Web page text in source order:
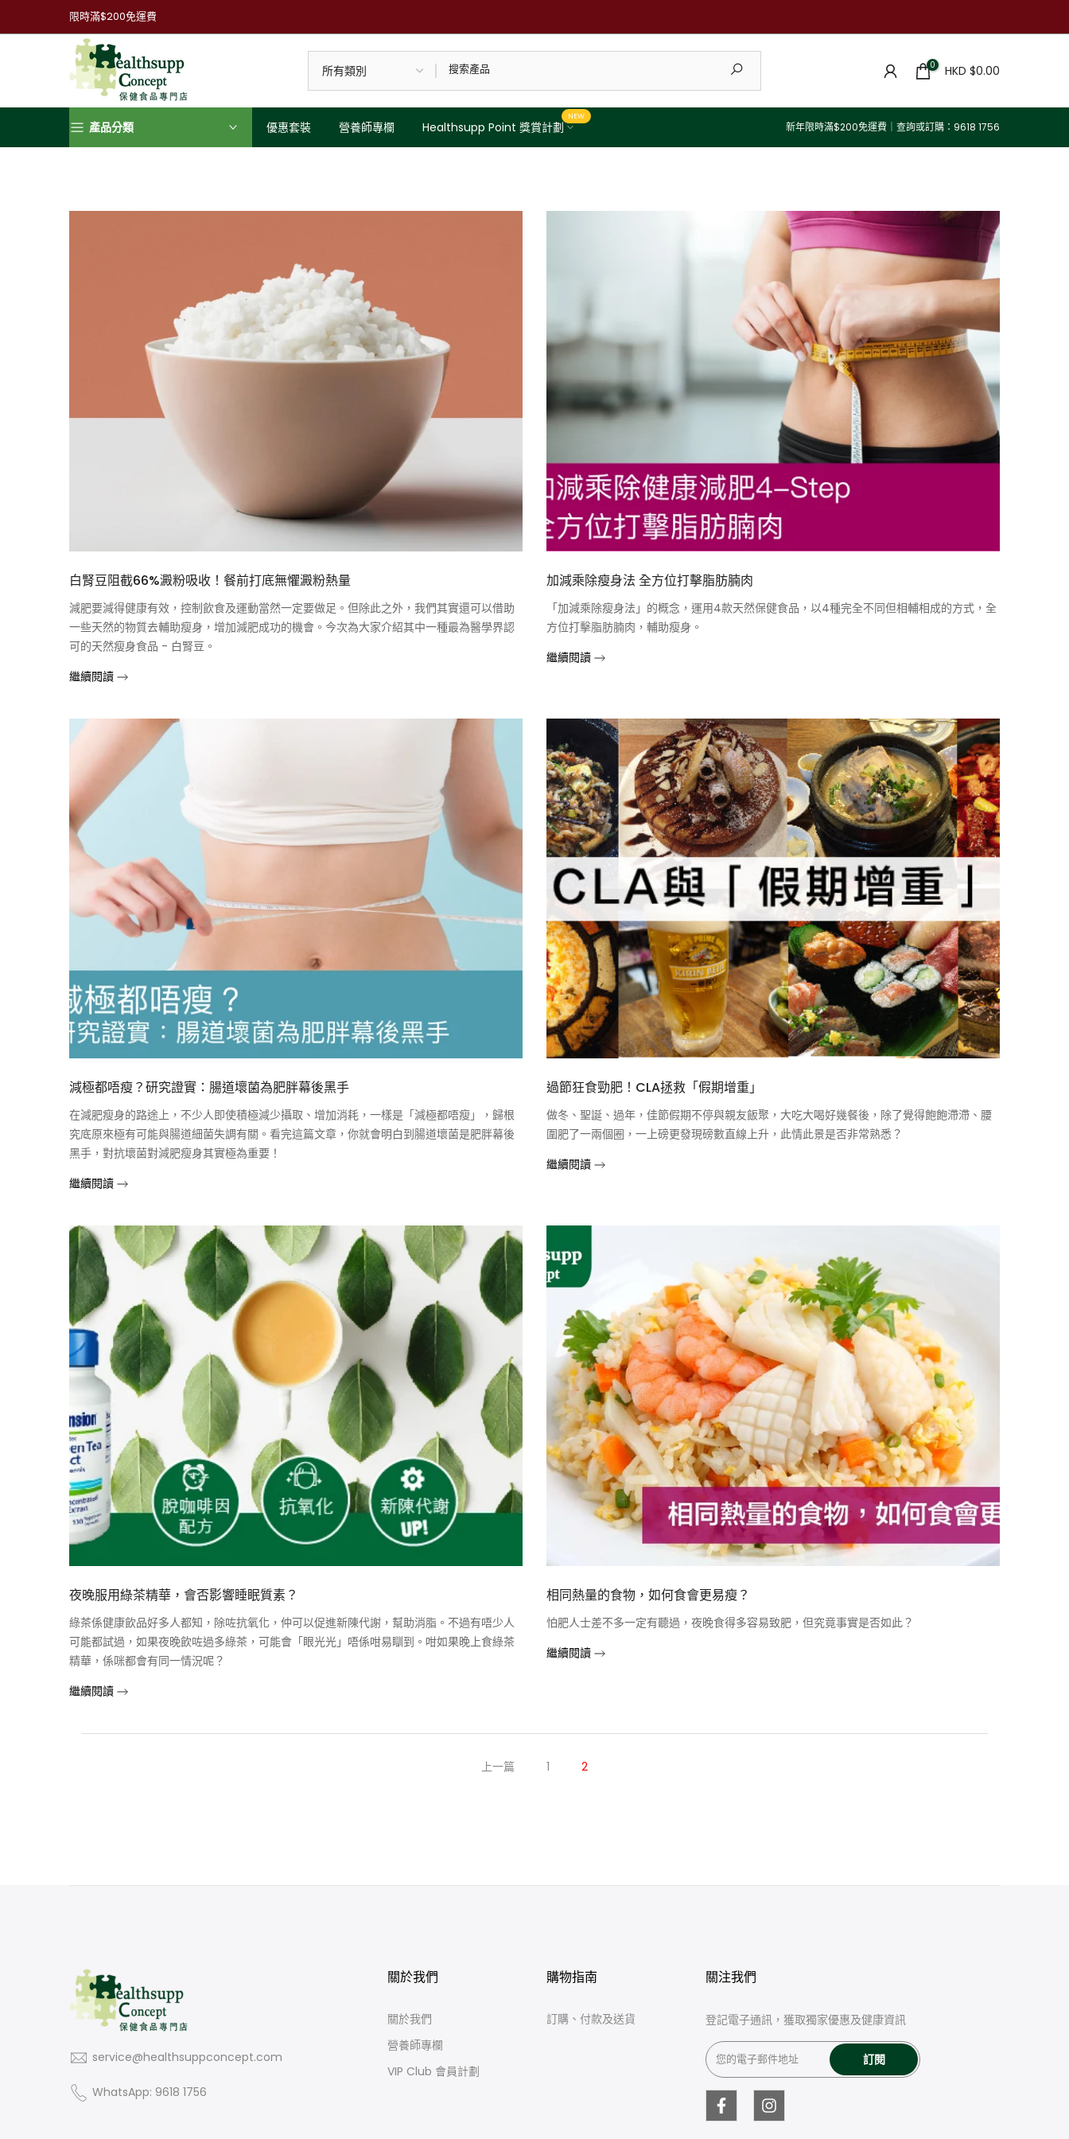
到
限時滿$200免運費
0 HKD $0.00
產品分類 優惠套裝 營養師專欄 Healthsupp Point 獎賞計劃
NEW
新年限時滿$200免運費｜查詢或訂購：9618 1756
白腎豆阻截66%澱粉吸收！餐前打底無懼澱粉熱量
減肥要減得健康有效，控制飲食及運動當然一定要做足。但除此之外，我們其實還可以借助
一些天然的物質去輔助瘦身，增加減肥成功的機會。今次為大家介紹其中一種最為醫學界認
可的天然瘦身食品 - 白腎豆。
繼續閱讀
加減乘除瘦身法 全方位打擊脂肪腩肉
「加減乘除瘦身法」的概念，運用4款天然保健食品，以4種完全不同但相輔相成的方式，全
方位打擊脂肪腩肉，輔助瘦身。
繼續閱讀
減極都唔瘦？研究證實：腸道壞菌為肥胖幕後黑手
在減肥瘦身的路途上，不少人即使積極減少攝取、增加消耗，一樣是「減極都唔瘦」，歸根
究底原來極有可能與腸道細菌失調有關。看完這篇文章，你就會明白到腸道壞菌是肥胖幕後
黑手，對抗壞菌對減肥瘦身其實極為重要！
繼續閱讀
過節狂食勁肥！CLA拯救「假期增重」
做冬、聖誕、過年，佳節假期不停與親友飯聚，大吃大喝好幾餐後，除了覺得飽飽滯滯、腰
圍肥了一兩個圈，一上磅更發現磅數直線上升，此情此景是否非常熟悉？
繼續閱讀
夜晚服用綠茶精華，會否影響睡眠質素？
綠茶係健康飲品好多人都知，除咗抗氧化，仲可以促進新陳代謝，幫助消脂。不過有唔少人
可能都試過，如果夜晚飲咗過多綠茶，可能會「眼光光」唔係咁易瞓到。咁如果晚上食綠茶
精華，係咪都會有同一情況呢？
繼續閱讀
相同熱量的食物，如何食會更易瘦？
怕肥人士差不多一定有聽過，夜晚食得多容易致肥，但究竟事實是否如此？
繼續閱讀
上一篇 1 2
service@healthsuppconcept.com
WhatsApp: 9618 1756
關於我們
關於我們
營養師專欄
VIP Club 會員計劃
購物指南
訂購、付款及送貨
關注我們
登記電子通訊，獲取獨家優惠及健康資訊
訂閱